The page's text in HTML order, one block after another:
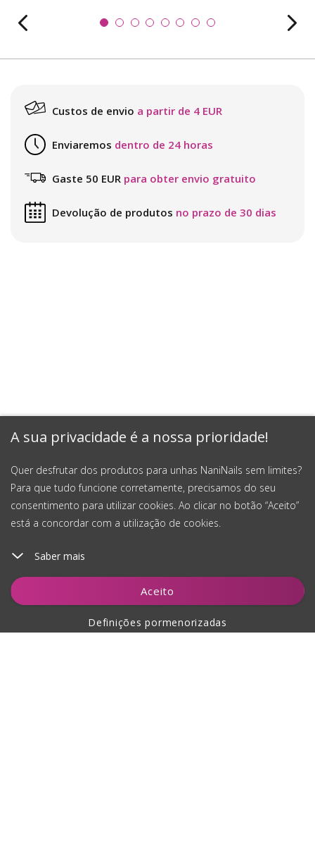
A sua privacidade é a nossa prioridade!
Quer desfrutar dos produtos para unhas NaniNails sem limites?
Para que tudo funcione corretamente, precisamos do seu
consentimento para utilizar cookies. Ao clicar no botão “Aceito”
está a concordar com a utilização de cookies.
Saber mais
Aceito
Definições pormenorizadas
Adicionar ao carrinho
Custos de envio a partir de 4 EUR
Enviaremos dentro de 24 horas
Gaste 50 EUR para obter envio gratuito
Devolução de produtos no prazo de 30 dias